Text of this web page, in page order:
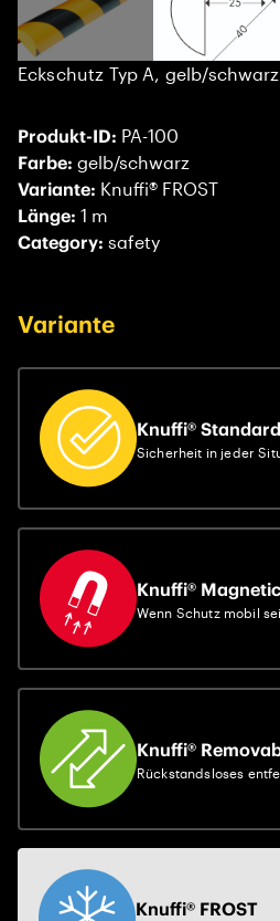
Eckschutz Typ A, gelb/
Produkt-ID: PA-100
Farbe: gelb/schwarz
Variante: Knuffi® FROST
Länge: 1 m
Category: safety
Variante
Knuffi® Standard
Sicherheit in jeder
Knuffi® Magnetic
Wenn Schutz mobil
Knuffi®
Rückstandsloses
Knuffi® FROST